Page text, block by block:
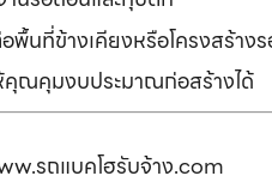
พื้นที่ข้างเคียงหรือโครงสร้าง
ห้คุณคุมงบประมาณก่อสร้างได้
รถแบคโฮรับจ้าง.com